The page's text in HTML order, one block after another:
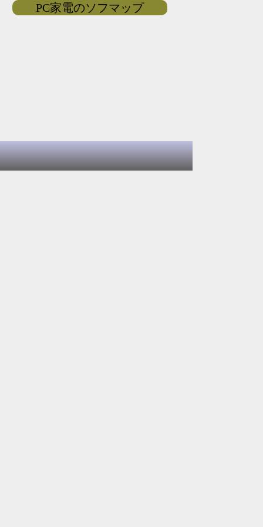
PC家電のソフマップ